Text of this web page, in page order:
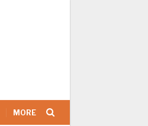
MORE